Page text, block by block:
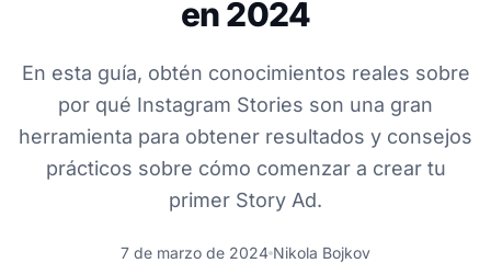
en 2024
En esta guía, obtén conocimientos reales sobre
por qué Instagram Stories son una gran
herramienta para obtener resultados y consejos
prácticos sobre cómo comenzar a crear tu
primer Story Ad.
7 de marzo de 2024 Nikola Bojkov